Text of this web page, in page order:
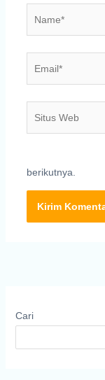
Web
berikutnya.
Cari